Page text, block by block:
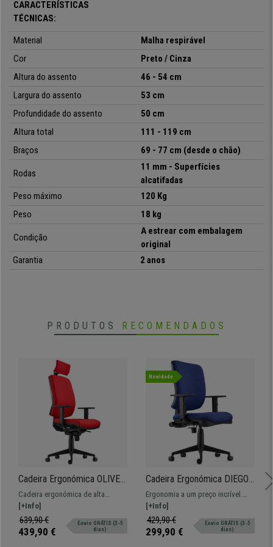
cromada assegura a
durabilidade e resistência
Um modelo apto para uso intensivo de 8H diárias
CadeirasPro
este modelo através de um simples click.
oportunidade ecompre já
Encosto com apoia cabeças
•Grande comodidade - design ergonómico
•Base em metal cromado
CARACTERÍSTICAS
TÉCNICAS:
Material
Malha respirável
Cor
Preto / Cinza
Altura do assento
46 - 54 cm
Largura do assento
53 cm
Profundidade do assento
50 cm
Altura total
111 - 119 cm
Braços
69 - 77 cm (desde o chão)
Rodas
11 mm - Superfícies
alcatifadas
Peso máximo
120 Kg
Peso
18 kg
Condição
A estrear com embalagem
original
Garantia
2 anos
PRODUTOS RECOMENDADOS
Cadeira Ergonómica OLIVER
TECIDO, Com Apoia
Cabeças, Cor Vermelho
Cadeira ergonómica de alta
qualidade e conforto. Modelo
apto para uso profissional
fabricado com os melhores
materiais.
[+Info]
639,90 €
439,90 €
Envio GRÁTIS (3-5
dias)
Novidade
Cadeira Ergonómica DIEGO,
em Pano cor Azul escuro,
Acolchoado Grosso e
Mecanismo Sincronizado
Ergonomia a um preço incrível.
Uma cadeira com um equilíbrio
perfeito: ajustável, confortável e
muito robusto, ideal para uso
intensivo em casa ou no trabalho.
[+Info]
429,90 €
299,90 €
Envio GRÁTIS (3-5
dias)